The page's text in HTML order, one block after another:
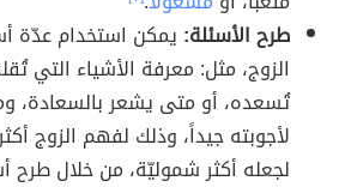
طرح الأسئلة: يمكن استخدام عدّة
الزوج، مثل: معرفة الأشياء التي
تُسعده، أو متى يشعر بالسعادة،
لأجوبته جيداً، وذلك لفهم الزوج
لجعله أكثر شموليّة، من خلال طرح